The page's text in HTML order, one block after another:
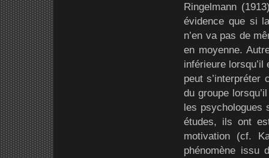
Ringelmann
évidence que si
n’en va pas de
en moyenne.
inférieure
peut s’interpréter
du groupe
les psychologues
études, ils ont
motivation (cf.
phénomène issu